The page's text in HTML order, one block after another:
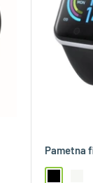
Pametna